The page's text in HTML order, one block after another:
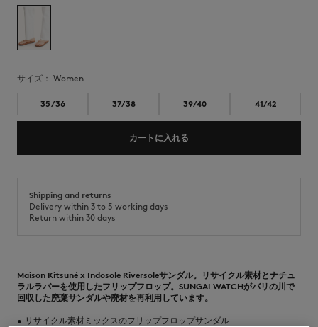
サイズ： women
35/36 37/38 39/40 41/42
カートに入れる
Shipping and returns
Delivery within 3 to 5 working days
Return within 30 days
Maison Kitsuné x Indosole Riversoleサンダル。リサイクル素材とナチュ
ラルラバーを使用したフリップフロップ。SUNGAI WATCHがバリの川で
回収した廃棄サンダルや廃材を再利用しています。
• リサイクル素材ミックスのフリップフロップサンダル